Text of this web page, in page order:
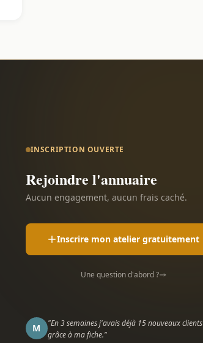
INSCRIPTION OUVERTE
Rejoindre l'annuaire
Aucun engagement, aucun frais caché.
Inscrire mon atelier gratuitement
Une question d'abord ?
M
"En 3 semaines j'avais déjà 15 nouveaux clients
grâce à ma fiche."